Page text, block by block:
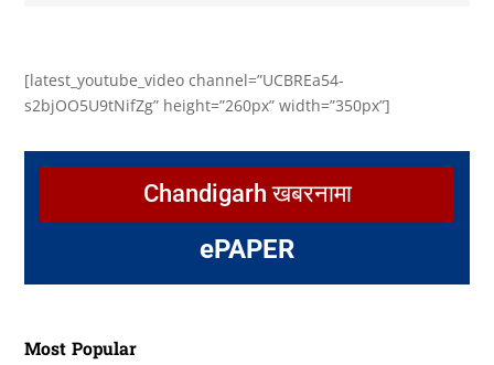
[latest_youtube_video channel=”UCBREa54-
s2bjOO5U9tNifZg” height=”260px” width=”350px”]
Chandigarh खबरनामा
ePAPER
Most Popular